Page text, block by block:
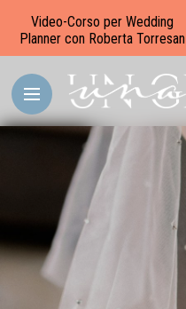
Video-Corso per Wedding
Planner con Roberta Torresan